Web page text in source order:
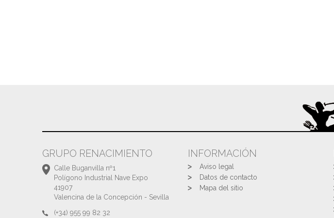
GRUPO RENACIMIENTO
Calle Buganvilla nº1
Polígono Industrial Nave Expo
41907
Valencina de la Concepción - Sevilla
(+34) 955 99 82 32
INFORMACIÓN
Aviso legal
Datos de contacto
Mapa del sitio